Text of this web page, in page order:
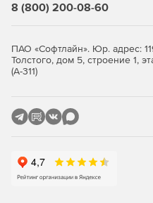
Преимущества
Доступное изложение
примерами реальных
восстановлении
8 (800) 200-08-60
ПАО «Софтлайн». Юр. адрес:
Толстого, дом 5, строение 1,
(А-311)